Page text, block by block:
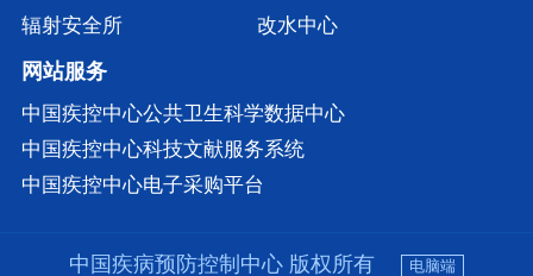
辐射安全所
改水中心
网站服务
中国疾控中心公共卫生科学数据中心
中国疾控中心科技文献服务系统
中国疾控中心电子采购平台
中国疾病预防控制中心 版权所有 电脑端